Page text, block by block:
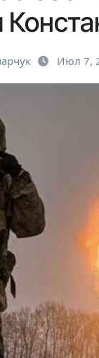
Июл 7,